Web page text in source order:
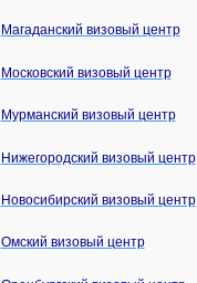
Магаданский визовый центр
Московский визовый центр
Мурманский визовый центр
Нижегородский визовый центр
Новосибирский визовый центр
Омский визовый центр